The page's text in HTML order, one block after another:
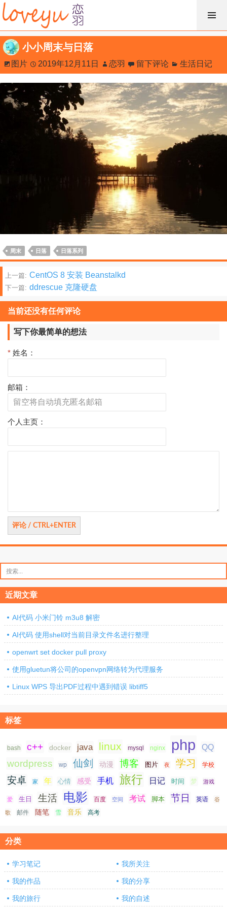
跳
过
内
容
小小周末与日落
图片 2019年12月11日 恋羽 留下评论 生活日记
周末 日落 日落系列
文
章
分
页
上一篇: CentOS 8 安装 Beanstalkd
下一篇: ddrescue 克隆硬盘
当前还没有任何评论
写下你最简单的想法
* 姓名：
邮箱：
个人主页：
索：
近期文章
AI代码 小米门铃 m3u8 解密
AI代码 使用shell对当前目录文件名进行整理
openwrt set docker pull proxy
使用gluetun将公司的openvpn网络转为代理服务
Linux WPS 导出PDF过程中遇到错误 libtiff5
标签
bash c++ docker java linux mysql nginx php QQ
wordpress wp 仙剑 动漫 博客 图片 夜 学习 学校
安卓 家 年 心情 感受 手机 旅行 日记 时间 梦 游戏
爱 生日 生活 电影 百度 空间 考试 脚本 节日 英语 谷
歌 邮件 随笔 雪 音乐 高考
分类
学习笔记 我所关注
我的作品 我的分享
我的旅行 我的自述